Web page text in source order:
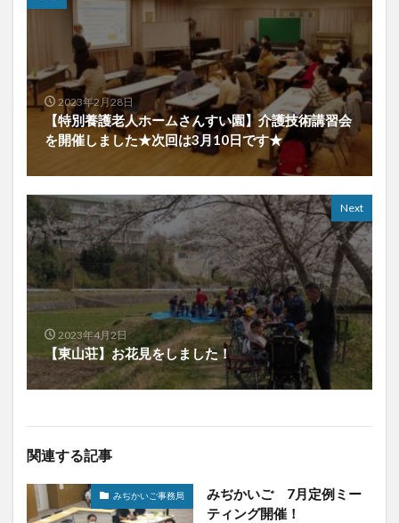
2023年2月28日
【特別養護老人ホームさんすい園】介護技術講習会
を開催しました★次回は3月10日です★
Next
2023年4月2日
【東山荘】お花見をしました！
関連する記事
みぢかいご事務局
みぢかいご 7月定例ミー
ティング開催！